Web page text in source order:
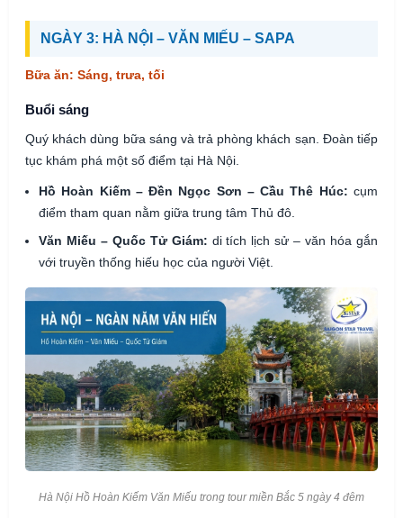
NGÀY 3: HÀ NỘI – VĂN MIẾU – SAPA
Bữa ăn: Sáng, trưa, tối
Buổi sáng
Quý khách dùng bữa sáng và trả phòng khách sạn. Đoàn tiếp
tục khám phá một số điểm tại Hà Nội.
Hồ Hoàn Kiếm – Đền Ngọc Sơn – Cầu Thê Húc: cụm
điểm tham quan nằm giữa trung tâm Thủ đô.
Văn Miếu – Quốc Tử Giám: di tích lịch sử – văn hóa gắn
với truyền thống hiếu học của người Việt.
Hà Nội Hồ Hoàn Kiếm Văn Miếu trong tour miền Bắc 5 ngày 4 đêm